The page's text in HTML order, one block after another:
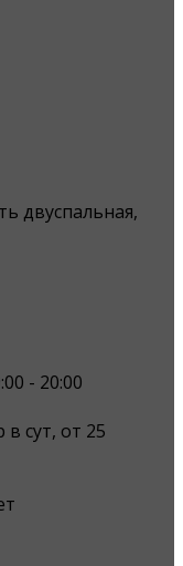
двуспальная,
- 20:00
в сут, от 25